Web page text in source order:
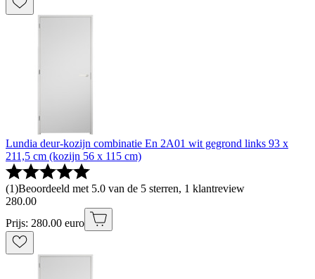
Lundia deur-kozijn combinatie En 2A01 wit gegrond links 93 x
211,5 cm (kozijn 56 x 115 cm)
(1)Beoordeeld met 5.0 van de 5 sterren, 1 klantreview
280.00
Prijs: 280.00 euro